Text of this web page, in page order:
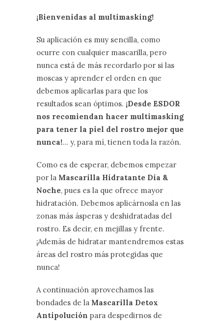
¡Bienvenidas al multimasking!
Su aplicación es muy sencilla, como
ocurre con cualquier mascarilla, pero
nunca está de más recordarlo por si las
moscas y aprender el orden en que
debemos aplicarlas para que los
resultados sean óptimos. ¡Desde ESDOR
nos recomiendan hacer multimasking
para tener la piel del rostro mejor que
nunca!… y, para mí, tienen toda la razón.
Como es de esperar, debemos empezar
por la Mascarilla Hidratante Día &
Noche, pues es la que ofrece mayor
hidratación. Debemos aplicárnosla en las
zonas más ásperas y deshidratadas del
rostro. Es decir, en mejillas y frente.
¡Además de hidratar mantendremos estas
áreas del rostro más protegidas que
nunca!
A continuación aprovechamos las
bondades de la Mascarilla Detox
Antipolución para despedirnos de